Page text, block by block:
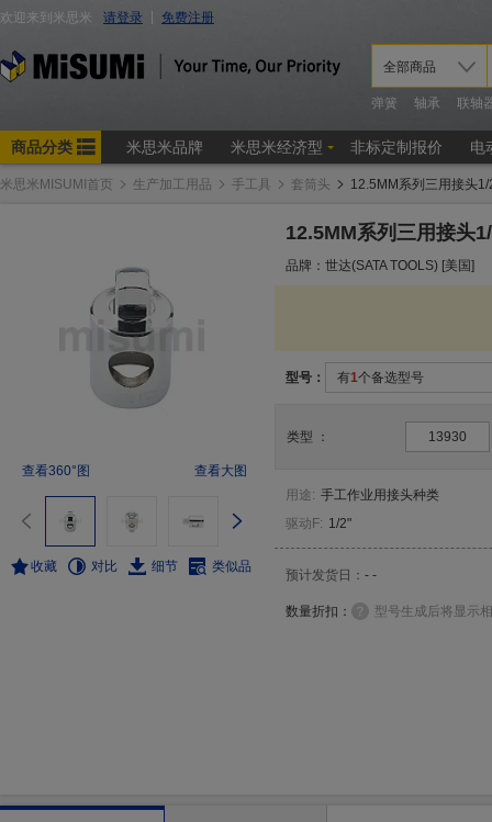
米思米MISUMI首页 生产加工用品 手工具 套筒头 12.5MM系列三用接头1/
查看360°图 查看大图
收藏 对比 细节 类似品
12.5MM系列三用接头
品牌：世达(SATA TOOLS) [美国]
型号： 有1个备选型号
类型 ： 13930
用途: 手工作业用接头种类
驱动F: 1/2"
预计发货日： - -
数量折扣： 型号生成后将显示